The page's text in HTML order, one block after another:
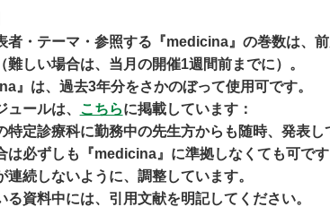
者・テーマ・参照する『medicina』の巻数は、
難しい場合は、当月の開催1週間前までに）。
』は、過去3年分をさかのぼって使用可です。
ュールは、 こちらに掲載しています：
特定診療科に勤務中の先生方からも随時、発表し
は必ずしも『medicina』に準拠しなくても可で
連続しないように、調整しています。
る資料中には、引用文献を明記してください。